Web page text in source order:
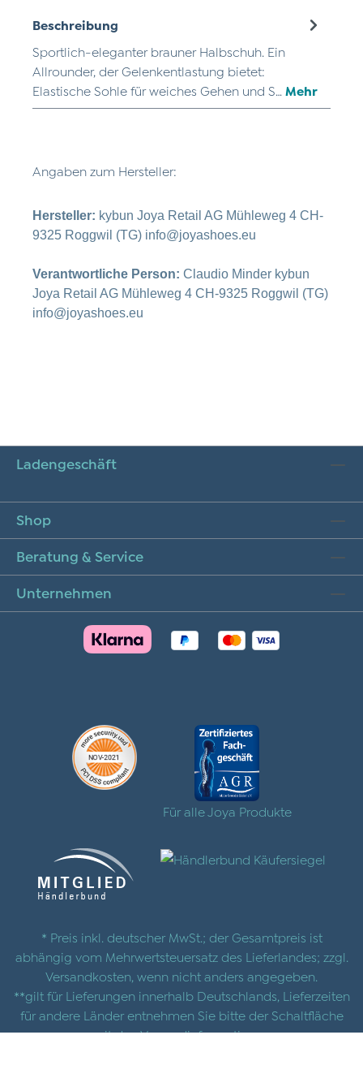
Beschreibung
Sportlich-eleganter brauner Halbschuh. Ein
Allrounder, der Gelenkentlastung bietet:
Elastische Sohle für weiches Gehen und S… Mehr
Angaben zum Hersteller:
Hersteller: kybun Joya Retail AG Mühleweg 4 CH-
9325 Roggwil (TG) info@joyashoes.eu
Verantwortliche Person: Claudio Minder kybun
Joya Retail AG Mühleweg 4 CH-9325 Roggwil (TG)
info@joyashoes.eu
Ladengeschäft
Shop
Beratung & Service
Unternehmen
Für alle Joya Produkte
* Preis inkl. deutscher MwSt.; der Gesamtpreis ist
abhängig vom Mehrwertsteuersatz des Lieferlandes; zzgl.
Versandkosten , wenn nicht anders angegeben.
**gilt für Lieferungen innerhalb Deutschlands, Lieferzeiten
für andere Länder entnehmen Sie bitte der Schaltfläche
mit denVersandinformationen